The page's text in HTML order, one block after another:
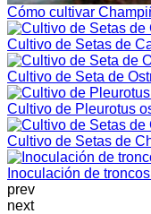
Cómo cultivar
Cultivo de Setas de
Cultivo de Seta de
Cultivo de Pleurotus
Cultivo de Setas de
Inoculación de
prev
next